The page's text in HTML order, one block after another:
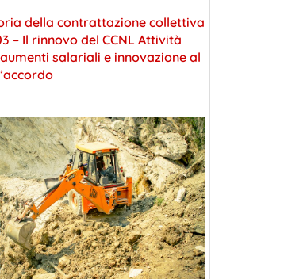
della contrattazione collettiva
– Il rinnovo del CCNL Attività
salariali e innovazione al